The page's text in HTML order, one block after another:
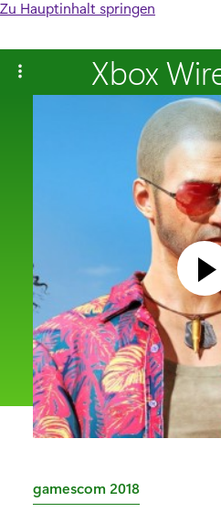
Zu Hauptinhalt springen
Xbox
K
gamescom 2018